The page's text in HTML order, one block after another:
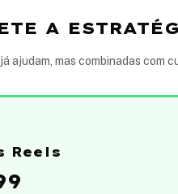
A
ajudam, mas combinadas com
Reels